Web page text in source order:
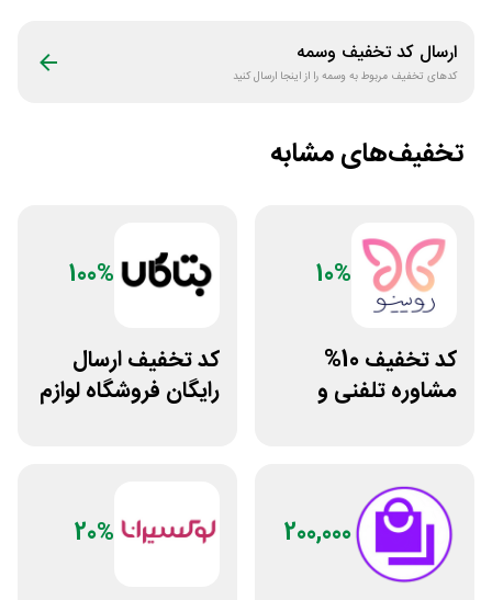
ارسال کد تخفیف وسمه
کدهای تخفیف مربوط به وسمهرا از اینجا ارسال کنید
تخفیف‌های مشابه
10%
کد تخفیف 10%
مشاوره تلفنی و
100%
کد تخفیف ارسال
رایگان فروشگاه لوازم
200,000
20%